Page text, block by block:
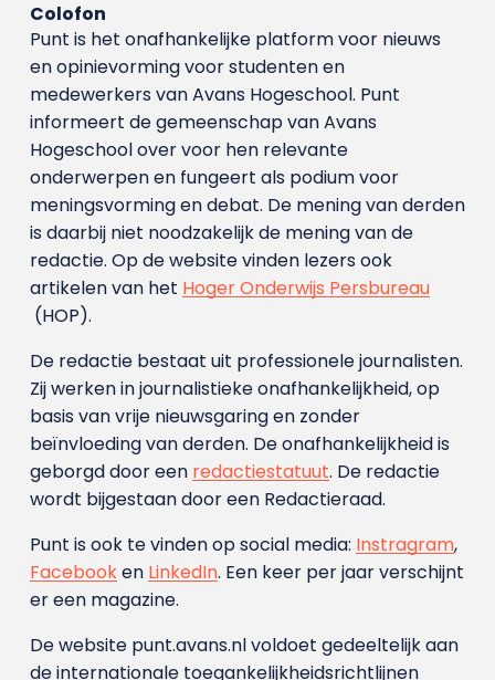
Colofon
Punt is het onafhankelijke platform voor nieuws
en opinievorming voor studenten en
medewerkers van Avans Hoge­school. Punt
informeert de gemeenschap van Avans
Hogeschool over voor hen relevante
onderwerpen en fungeert als podium voor
meningsvorming en debat. De mening van derden
is daarbij niet noodzakelijk de mening van de
redactie. Op de website vinden lezers ook
artikelen van het Hoger Onderwijs Persbureau
(HOP).
De redactie bestaat uit professionele journalisten.
Zij werken in journalistieke onafhankelijkheid, op
basis van vrije nieuwsgaring en zonder
beïnvloeding van derden. De onafhankelijkheid is
geborgd door een redactiestatuut. De redactie
wordt bijgestaan door een Redactieraad.
Punt is ook te vinden op social media: Instragram,
Facebooken LinkedIn. Een keer per jaar verschijnt
er een magazine.
De website punt.avans.nl voldoet gedeeltelijk aan
de internationale toegankelijkheidsrichtlijnen